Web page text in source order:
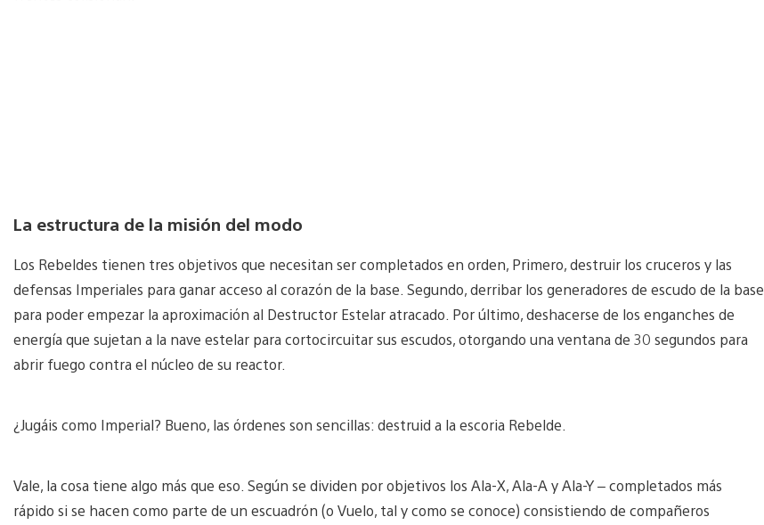
La estructura de la misión del modo
Los Rebeldes tienen tres objetivos que necesitan ser completados en orden, Primero, destruir los cruceros y las
defensas Imperiales para ganar acceso al corazón de la base. Segundo, derribar los generadores de escudo de la base
para poder empezar la aproximación al Destructor Estelar atracado. Por último, deshacerse de los enganches de
energía que sujetan a la nave estelar para cortocircuitar sus escudos, otorgando una ventana de 30 segundos para
abrir fuego contra el núcleo de su reactor.
¿Jugáis como Imperial? Bueno, las órdenes son sencillas: destruid a la escoria Rebelde.
Vale, la cosa tiene algo más que eso. Según se dividen por objetivos los Ala-X, Ala-A y Ala-Y – completados más
rápido si se hacen como parte de un escuadrón (o Vuelo, tal y como se conoce) consistiendo de compañeros